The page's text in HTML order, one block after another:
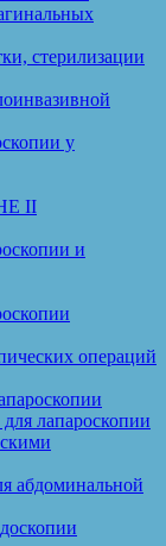
стерилизации
у
II
и
операций
лапароскопии
абдоминальной